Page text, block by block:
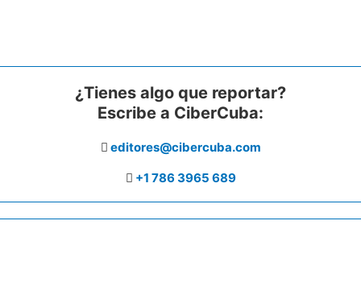
¿Tienes algo que reportar?
Escribe a CiberCuba:
editores@cibercuba.com
+1 786 3965 689